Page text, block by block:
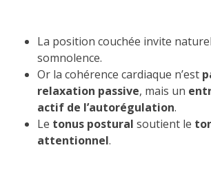
La position couchée invite
somnolence.
Or la cohérence cardiaque n’est
relaxation passive, mais un
actif de l’autorégulation.
Le tonus postural soutient le
attentionnel.